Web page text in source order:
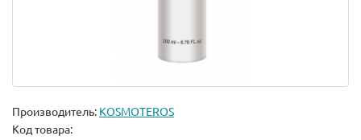
Производитель: KOSMOTEROS
Код товара: